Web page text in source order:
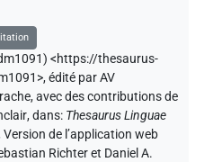
<https://thesaurus-
,édité par AV
,avec des contributions de
,dans: Thesaurus Linguae
de l’application web
Richter et Daniel A.